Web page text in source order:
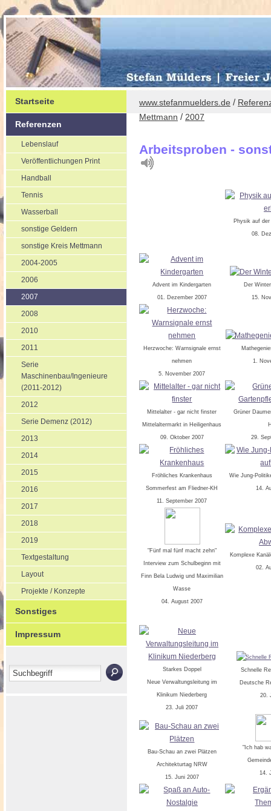
Startseite
Referenzen
Lebenslauf
Veröffentlichungen Print
Handball
Tennis
Wasserball
sonstige Geldern
sonstige Kreis Mettmann
2004-2005
2006
2007
2008
2010
2011
Serie
Maschinenbau/Ingenieure
(2011-2012)
2012
Serie Demenz (2012)
2013
2014
2015
2016
2017
2018
2019
Textgestaltung
Layout
Projekte / Konzepte
Sonstiges
Impressum
www.stefanmuelders.de /
Mettmann / 2007
Arbeitsproben -
Physik auf
08.
Advent im Kindergarten
01. Dezember 2007
Der
15.
Herzwoche: Warnsignale ernst
nehmen
5. November 2007
1.
Mittelalter - gar nicht finster
Mittelaltermarkt in Heiligenhaus
09. Oktober 2007
Grüner
29.
Fröhliches Krankenhaus
Sommerfest am Fliedner-KH
11. September 2007
Wie Jung-
14.
"Fünf mal fünf macht zehn"
Interview zum Schulbeginn mit
Finn Bela Ludwig und Maximilian
Wasse
04. August 2007
Komplexe
02.
Starkes Doppel
Neue Verwaltungsleitung im
Klinikum Niederberg
23. Juli 2007
Schnelle
Deutsche
20.
Bau-Schau an zwei Plätzen
Architekturtag NRW
15. Juni 2007
"Ich hab
14.